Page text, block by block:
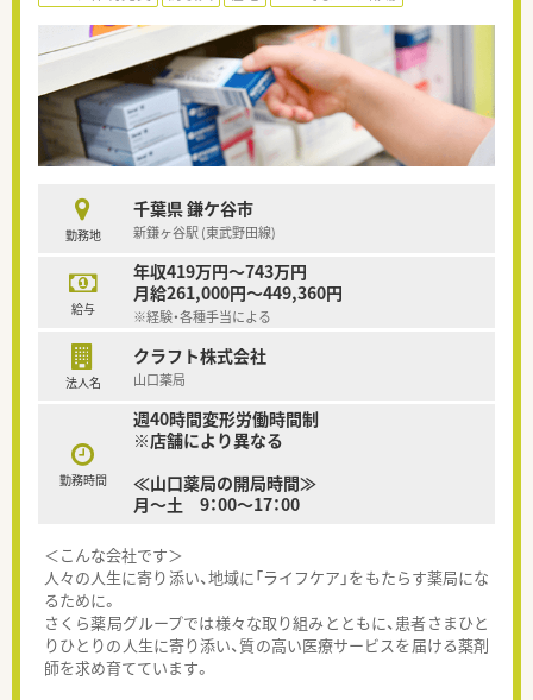
勤務地
千葉県 鎌ケ谷市
新鎌ヶ谷駅 (東武野田線)
給与
年収419万円～743万円
月給261,000円～449,360円
※経験・各種手当による
法人名
クラフト株式会社
山口薬局
勤務時間
週40時間変形労働時間制
※店舗により異なる
≪山口薬局の開局時間≫
月～土 9：00～17：00
＜こんな会社です＞
人々の人生に寄り添い、地域に「ライフケア」をもたらす薬局にな
るために。
さくら薬局グループでは様々な取り組みとともに、患者さまひと
りひとりの人生に寄り添い、質の高い医療サービスを届ける薬剤
師を求め育てています。